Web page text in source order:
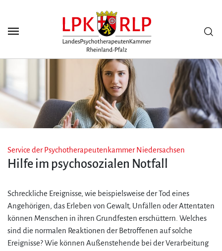
Service der Psychotherapeutenkammer Niedersachsen
Hilfe im psychosozialen Notfall
Schreckliche Ereignisse, wie beispielsweise der Tod eines
Angehörigen, das Erleben von Gewalt, Unfällen oder Attentaten
können Menschen in ihren Grundfesten erschüttern. Welches
sind die normalen Reaktionen der Betroffenen auf solche
Ereignisse? Wie können Außenstehende bei der Verarbeitung